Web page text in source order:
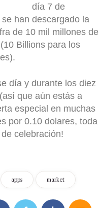
día 7 de
han descargado la
de 10 mil millones de
Billions para los
día y durante los diez
que aún estás a
especial en muchas
por 0.10 dolares, toda
celebración!
apps market